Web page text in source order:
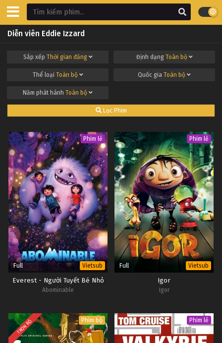
Diễn viên Eddie Izzard
Sắp xếp Thời gian đăng Định dạng Toàn bộ
Thể loại Toàn bộ Quốc gia Toàn bộ
Năm phát hành Toàn bộ
Lọc Phim
Phim lẻ
Full Vietsub
Everest - Người Tuyết Bé Nhỏ
Abominable
Phim lẻ
Full Vietsub
Igor
Igor
TRỌN BỘ Phim bộ Phim lẻ